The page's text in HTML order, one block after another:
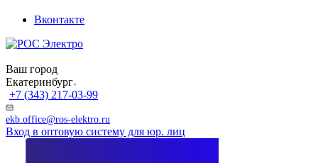
Вконтакте
Ваш город
Екатеринбург
+7 (343) 217-03-99
ekb.office@ros-elektro.ru
Вход в оптовую систему для юр. лиц